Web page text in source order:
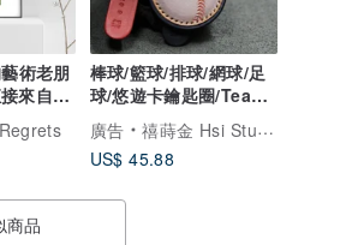
術老朋
來自藝
棒球/籃球/排球/網球/足
球/悠遊卡鑰匙圈/Team
Taiwan/客製
廣告
禧蒔金 Hsi Studio
US$ 45.88
商品